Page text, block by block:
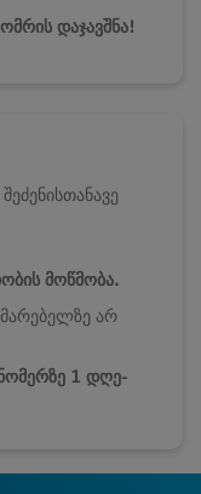
დაჯავშნა!
მოწმობა.
არ
1 დღე-